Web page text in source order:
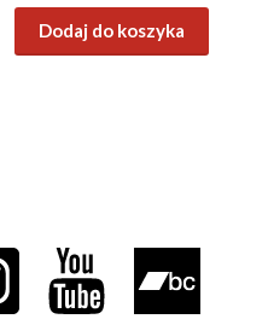
Dodaj do koszyka